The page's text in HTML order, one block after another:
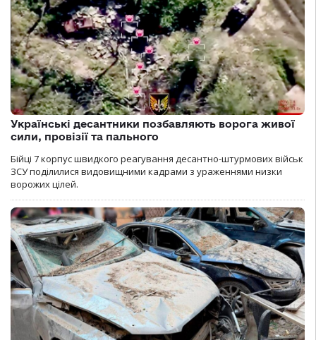
Українські десантники позбавляють ворога живої
сили, провізії та пального
Бійці 7 корпус швидкого реагування десантно-штурмових військ
ЗСУ поділилися видовищними кадрами з ураженнями низки
ворожих цілей.